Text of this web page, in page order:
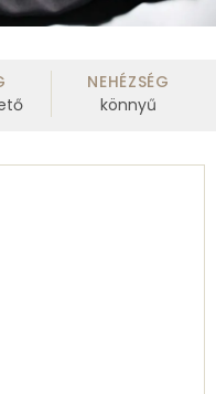
NEHÉZSÉG
könnyű